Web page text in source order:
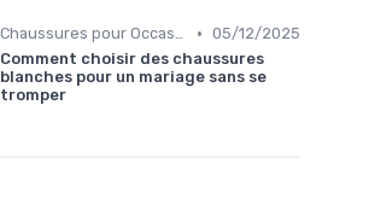
Chaussures pour Occasions Spéciales • 05/12/2025
Comment choisir des chaussures
blanches pour un mariage sans se
tromper